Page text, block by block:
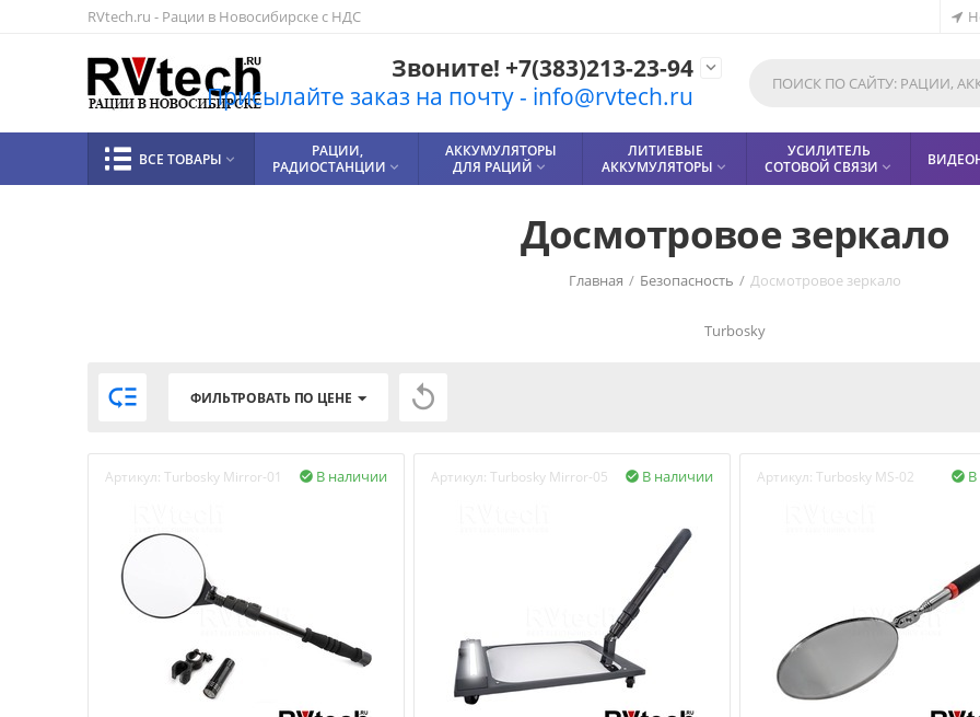
RVtech.ru - Рации в Новосибирске с НДС
Звоните! +7(383)213-23-94
Присылайте заказ на почту - info@rvtech.ru

ВСЕ ТОВАРЫ 
РАЦИИ,
РАДИОСТАНЦИИ 
АККУМУЛЯТОРЫ
ДЛЯ РАЦИЙ 
ЛИТИЕВЫЕ
АККУМУЛЯТОРЫ 
УСИЛИТЕЛЬ
СОТОВОЙ СВЯЗИ 
Досмотровое зеркало
Главная / Безопасность / Досмотровое зеркало
Turbosky
 ФИЛЬТРОВАТЬ ПО ЦЕНЕ 
Артикул: Turbosky Mirror-01 В наличии
 Артикул: Turbosky Mirror-05 В наличии
 Артикул: Turbosky MS-02 